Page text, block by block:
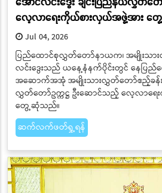
လေ့လာရေးကိုယ်စားလှယ်အဖွဲ့အား တွ
Jul 04, 2026
ပြည်ထောင်စုလွှတ်တော်နာယက၊ အမျိုးသား
လင်းဒွေးသည် ယနေ့နံနက်ပိုင်းတွင် နေပြ
အဆောက်အအုံ အမျိုးသားလွှတ်တော်ဧည့်ခန်း
လွှတ်တော်ဥက္ကဋ္ဌ ဦးဆောင်သည့် လေ့လာရ
တွေ့ဆုံသည်။
ဆက်လက်ဖတ်ရှု့ရန်